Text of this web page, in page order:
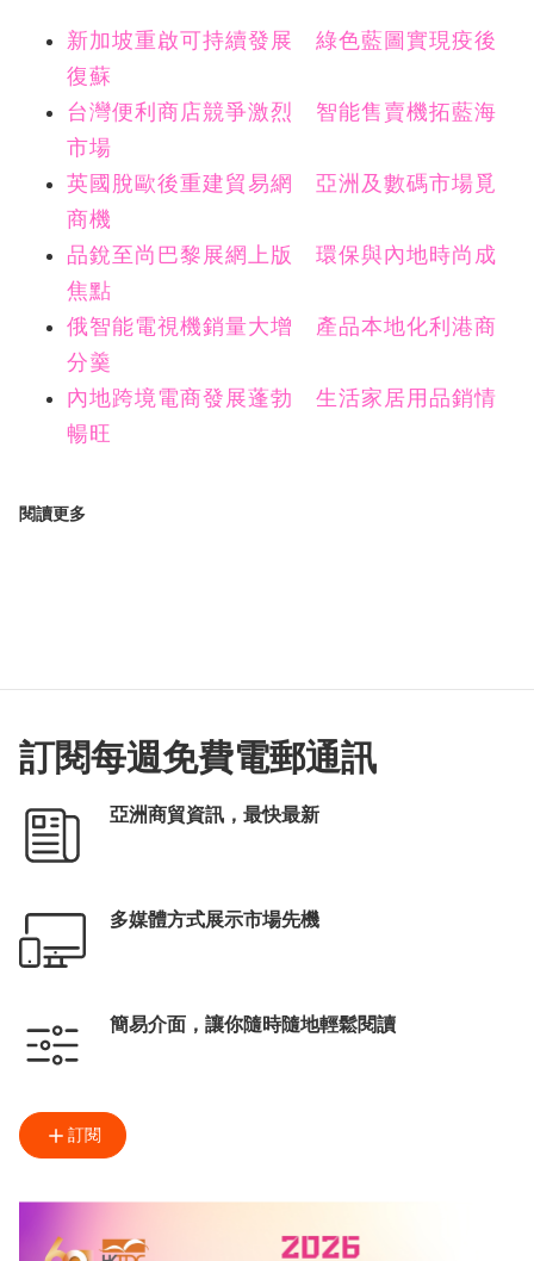
新加坡重啟可持續發展 綠色藍圖實現疫後
復蘇
台灣便利商店競爭激烈 智能售賣機拓藍海
市場
英國脫歐後重建貿易網 亞洲及數碼市場覓
商機
品銳至尚巴黎展網上版 環保與內地時尚成
焦點
俄智能電視機銷量大增 產品本地化利港商
分羹
內地跨境電商發展蓬勃 生活家居用品銷情
暢旺
閱讀更多
訂閱每週免費電郵通訊
亞洲商貿資訊，最快最新
多媒體方式展示市場先機
簡易介面，讓你隨時隨地輕鬆閱讀
訂閱